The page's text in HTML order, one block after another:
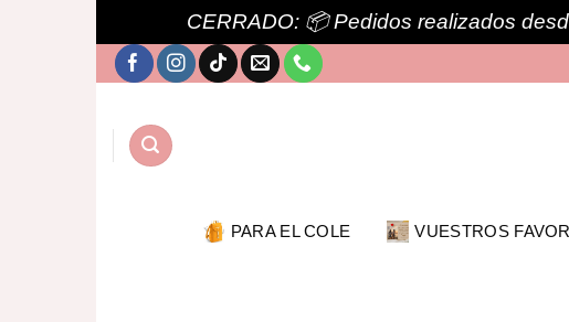
CERRADO: 📦 Pedidos realizados
Saltar
contenido
PARA EL COLE VUESTROS